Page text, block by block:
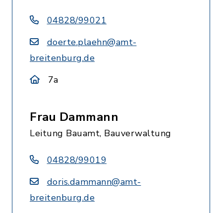
04828/99021
doerte.plaehn@amt-
breitenburg.de
7a
Frau Dammann
Leitung Bauamt, Bauverwaltung
04828/99019
doris.dammann@amt-
breitenburg.de